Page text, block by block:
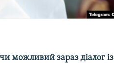
можливий зараз діалог із